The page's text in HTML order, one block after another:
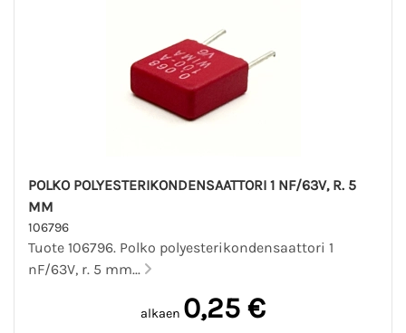
POLKO POLYESTERIKONDENSAATTORI 1 NF/63V, R. 5
MM
106796
Tuote 106796. Polko polyesterikondensaattori 1
nF/63V, r. 5 mm...
alkaen 0,25 €